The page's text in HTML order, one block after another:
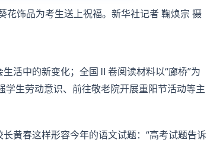
花饰品为考生送上祝福。新华社记者 鞠焕宗 摄
活中的新变化；全国Ⅱ卷阅读材料以“廊桥”为
生劳动意识、前往敬老院开展重阳节活动等主
黄春这样形容今年的语文试题：“高考试题告诉